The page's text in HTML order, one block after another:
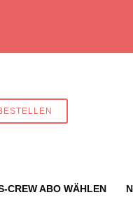
CREW ABO WÄHLEN